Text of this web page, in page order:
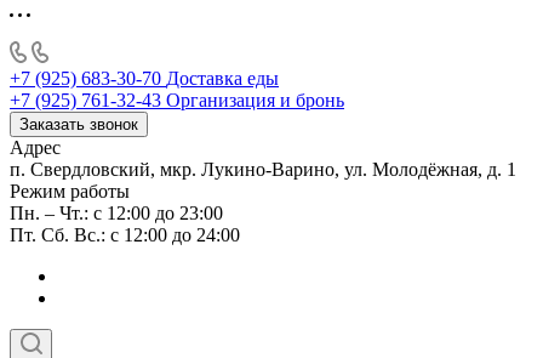
+7 (925) 683-30-70 Доставка еды
+7 (925) 761-32-43 Организация и бронь
Заказать звонок
Адрес
п. Свердловский, мкр. Лукино-Варино, ул. Молодёжная, д. 1
Режим работы
Пн. – Чт.: с 12:00 до 23:00
Пт. Сб. Вс.: с 12:00 до 24:00